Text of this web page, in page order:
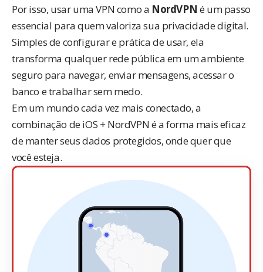
Por isso, usar uma VPN como a NordVPN é um passo
essencial para quem valoriza sua privacidade digital.
Simples de configurar e prática de usar, ela
transforma qualquer rede pública em um ambiente
seguro para navegar, enviar mensagens, acessar o
banco e trabalhar sem medo.
Em um mundo cada vez mais conectado, a
combinação de iOS + NordVPN é a forma mais eficaz
de manter seus dados protegidos, onde quer que
você esteja.